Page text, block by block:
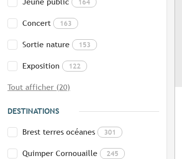
Jeune public 164
Concert 163
Sortie nature 153
Exposition 122
Tout afficher (20)
DESTINATIONS
Brest terres océanes 301
Quimper Cornouaille 245